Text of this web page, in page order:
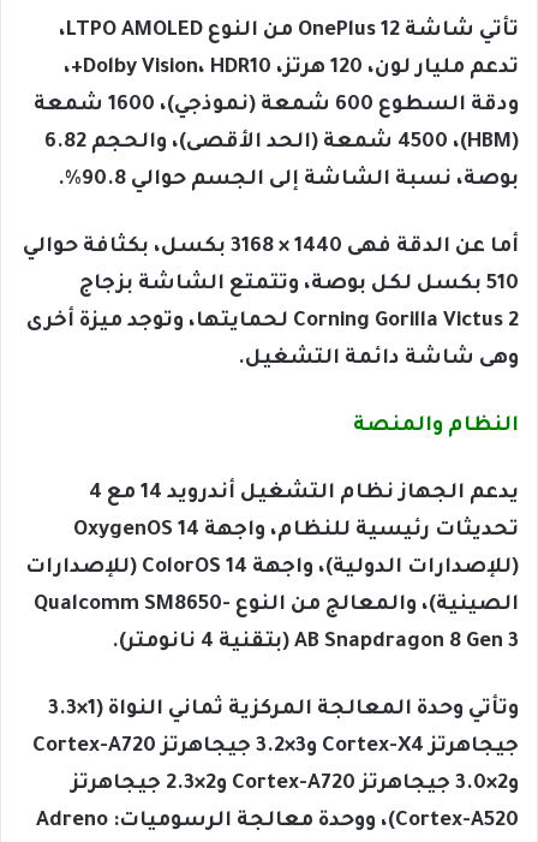
تأتي شاشة OnePlus 12 من النوع LTPO AMOLED،
تدعم مليار لون، 120 هرتز، Dolby Vision، HDR10+،
ودقة السطوع 600 شمعة (نموذجي)، 1600 شمعة
(HBM)، 4500 شمعة (الحد الأقصى)، والحجم 6.82
بوصة، نسبة الشاشة إلى الجسم حوالي 90.8%.
أما عن الدقة فهى 1440 × 3168 بكسل، بكثافة حوالي
510 بكسل لكل بوصة، وتتمتع الشاشة بزجاج
Corning Gorilla Victus 2 لحمايتها، وتوجد ميزة أخرى
وهى شاشة دائمة التشغيل.
النظام والمنصة
يدعم الجهاز نظام التشغيل أندرويد 14 مع 4
تحديثات رئيسية للنظام، واجهة OxygenOS 14
(للإصدارات الدولية)، واجهة ColorOS 14 (للإصدارات
الصينية)، والمعالج من النوع Qualcomm SM8650-
AB Snapdragon 8 Gen 3 (بتقنية 4 نانومتر).
وتأتي وحدة المعالجة المركزية ثماني النواة (1×3.3
جيجاهرتز Cortex-X4 و3×3.2 جيجاهرتز Cortex-A720
و2×3.0 جيجاهرتز Cortex-A720 و2×2.3 جيجاهرتز
Cortex-A520)، ووحدة معالجة الرسوميات: Adreno